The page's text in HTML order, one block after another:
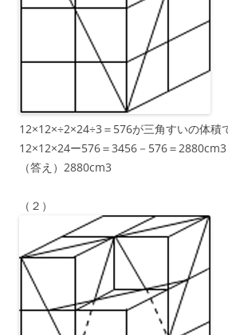
12×12×÷2×24÷3＝576が三角すいの体積
12×12×24ー576＝3456－576＝2880cm3
（答え）2880cm3
（２）